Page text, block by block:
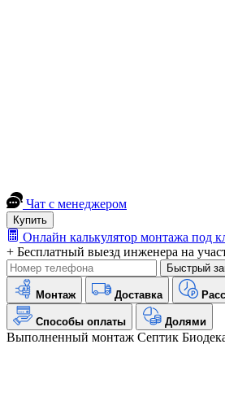
Чат с менеджером
Купить
Онлайн калькулятор монтажа под
+ Бесплатный выезд инженера на
Быстрый
Монтаж Доставка
Способы оплаты Долями
Выполненный монтаж Септик